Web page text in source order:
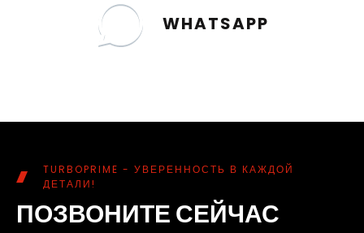
WHATSAPP
TURBOPRIME - УВЕРЕННОСТЬ В КАЖДОЙ
ДЕТАЛИ!
ПОЗВОНИТЕ СЕЙЧАС